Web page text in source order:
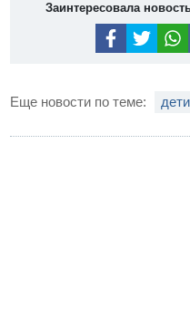
Заинтересовала
Еще новости по теме: